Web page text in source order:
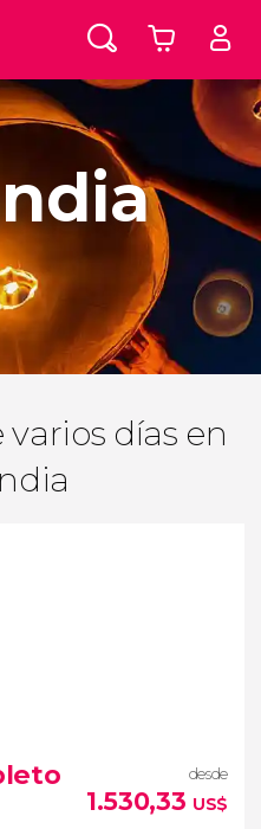
varios días en
desde
1.530,33 US$